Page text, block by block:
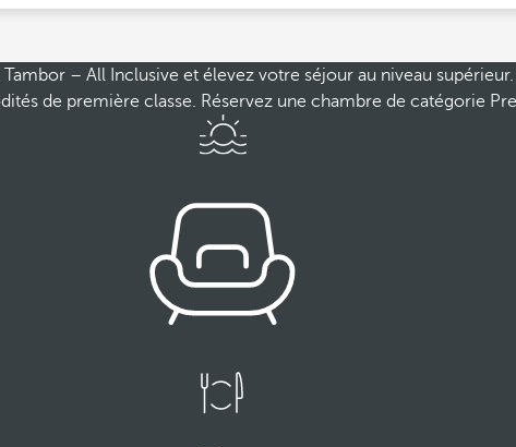
– All Inclusive et élevez votre séjour au niveau
de première classe. Réservez une chambre de catégorie